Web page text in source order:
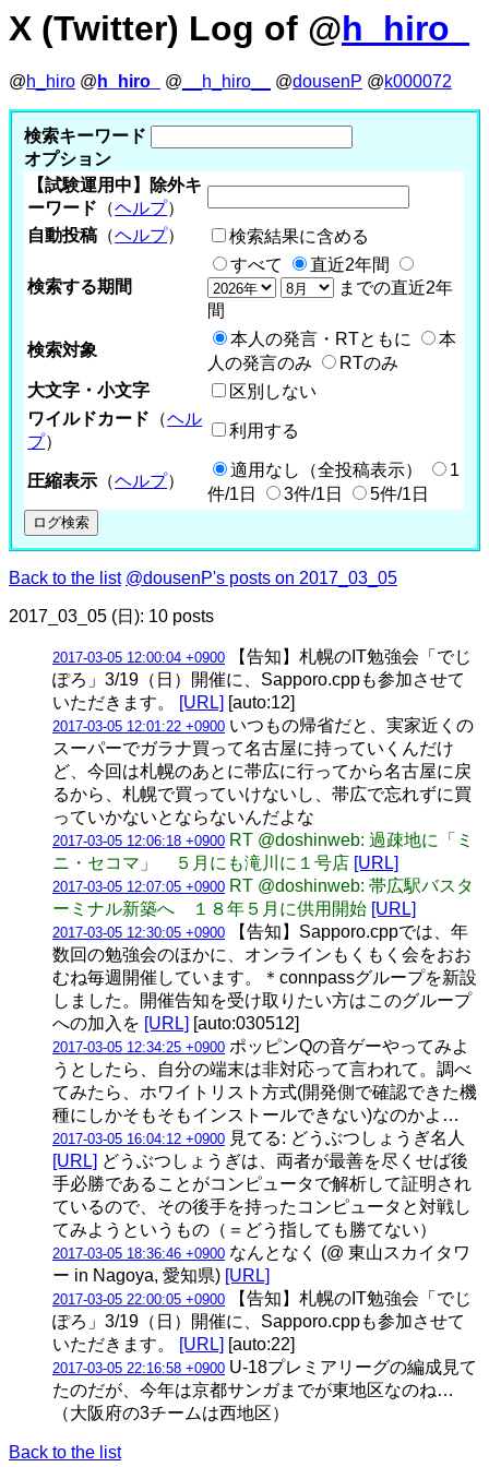
X (Twitter) Log of @h_hiro_
@h_hiro @ h_hiro_ @ __h_hiro__ @dousenP @k000072
検索キーワード
オプション
【試験運用中】除外キ
ーワード （ヘルプ）
自動投稿 （ヘルプ） 検索結果に含める
検索する期間
すべて
直近2年間
までの直近2年
間
検索対象
本人の発言・RTともに
本
人の発言のみ
RTのみ
大文字・小文字
区別しない
ワイルドカード （ヘル
プ）
利用する
圧縮表示 （ヘルプ）
適用なし（全投稿表示）
1
件/1日
3件/1日 5件/1日
Back to the list @dousenP's posts on 2017_03_05
2017_03_05 (日): 10 posts
2017-03-05 12:00:04 +0900 【告知】札幌のIT勉強会「でじ
ぽろ」3/19（日）開催に、Sapporo.cppも参加させて
いただきます。
[URL] [auto:12]
2017-03-05 12:01:22 +0900 いつもの帰省だと、実家近くの
スーパーでガラナ買って名古屋に持っていくんだけ
ど、今回は札幌のあとに帯広に行ってから名古屋に戻
るから、札幌で買っていけないし、帯広で忘れずに買
っていかないとならないんだよな
2017-03-05 12:06:18 +0900 RT @doshinweb: 過疎地に「ミ
ニ・セコマ」 ５月にも滝川に１号店 [URL]
2017-03-05 12:07:05 +0900 RT @doshinweb: 帯広駅バスタ
ーミナル新築へ １８年５月に供用開始 [URL]
2017-03-05 12:30:05 +0900 【告知】Sapporo.cppでは、年
数回の勉強会のほかに、オンラインもくもく会をおお
むね毎週開催しています。＊connpassグループを新設
しました。開催告知を受け取りたい方はこのグループ
への加入を [URL] [auto:030512]
2017-03-05 12:34:25 +0900 ポッピンQの音ゲーやってみよ
うとしたら、自分の端末は非対応って言われて。調べ
てみたら、ホワイトリスト方式(開発側で確認できた機
種にしかそもそもインストールできない)なのかよ…
2017-03-05 16:04:12 +0900 見てる: どうぶつしょうぎ名人
[URL] どうぶつしょうぎは、両者が最善を尽くせば後
手必勝であることがコンピュータで解析して証明され
ているので、その後手を持ったコンピュータと対戦し
てみようというもの（＝どう指しても勝てない）
2017-03-05 18:36:46 +0900 なんとなく (@ 東山スカイタワ
ー in Nagoya, 愛知県) [URL]
2017-03-05 22:00:05 +0900 【告知】札幌のIT勉強会「でじ
ぽろ」3/19（日）開催に、Sapporo.cppも参加させて
いただきます。
[URL] [auto:22]
2017-03-05 22:16:58 +0900 U-18プレミアリーグの編成見て
たのだが、今年は京都サンガまでが東地区なのね…
（大阪府の3チームは西地区）
Back to the list